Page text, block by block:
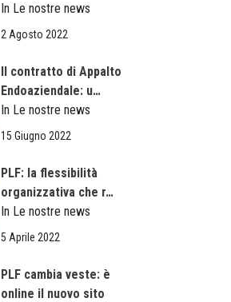
In Le nostre news
2 Agosto 2022
Il contratto di Appalto
Endoaziendale: u…
In Le nostre news
15 Giugno 2022
PLF: la flessibilità
organizzativa che r…
In Le nostre news
5 Aprile 2022
PLF cambia veste: è
online il nuovo sito